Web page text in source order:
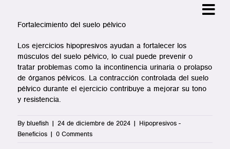
contentFortalecimiento del suelo pélvico
Los ejercicios hipopresivos ayudan a fortalecer los
músculos del suelo pélvico, lo cual puede prevenir o
tratar problemas como la incontinencia urinaria o prolapso
de órganos pélvicos. La contracción controlada del suelo
pélvico durante el ejercicio contribuye a mejorar su tono
y resistencia.
Bybluefish 24 de diciembre de 2024
Hipopresivos -
Beneficios
0 Comments